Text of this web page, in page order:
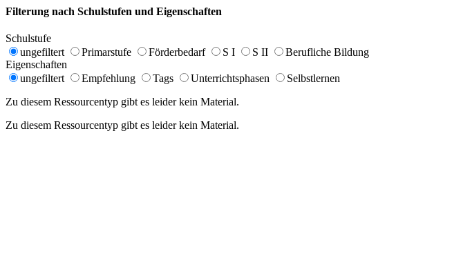
Filterung nach Schulstufen und Eigenschaften
Schulstufe
ungefiltert
Primarstufe Förderbedarf S I S II
Berufliche Bildung
Eigenschaften
ungefiltert
Empfehlung Tags Unterrichtsphasen
Selbstlernen
Zu diesem Ressourcentyp gibt es leider kein Material.
Zu diesem Ressourcentyp gibt es leider kein Material.